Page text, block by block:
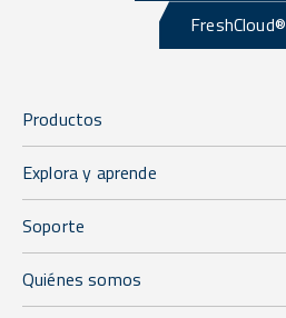
FreshCloud®
Productos
Explora y aprende
Soporte
Quiénes somos